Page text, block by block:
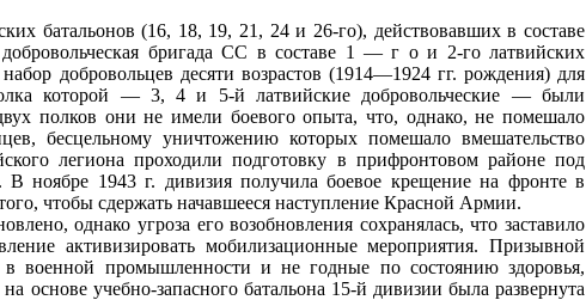
батальонов (16, 18, 19, 21, 24 и 26‑го), действовавших в составе
бригада СС в составе 1 — г о и 2‑го латвийских
добровольцев десяти возрастов (1914—1924 гг. рождения) для
которой — 3, 4 и 5‑й латвийские добровольческие — были
полков они не имели боевого опыта, что, однако, не помешало
бесцельному уничтожению которых помешало вмешательство
легиона проходили подготовку в прифронтовом районе под
В ноябре 1943 г. дивизия получила боевое крещение на фронте в
чтобы сдержать начавшееся наступление Красной Армии.
однако угроза его возобновления сохранялась, что заставило
активизировать мобилизационные мероприятия. Призывной
военной промышленности и не годные по состоянию здоровья,
основе учебно‑запасного батальона 15‑й дивизии была развернута